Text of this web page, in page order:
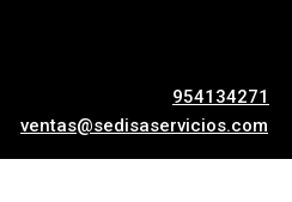
954134271
ventas@sedisaservicios.com